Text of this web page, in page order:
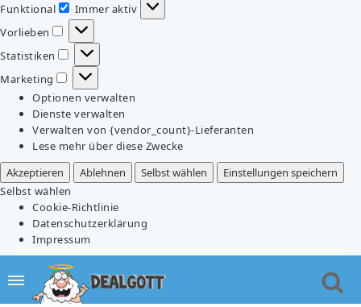
Funktional
Funktional
Immer aktiv
Vorlieben
Vorlieben
Statistiken
Statistiken
Marketing
Marketing
Optionen verwalten
Dienste verwalten
Verwalten von {vendor_count}-Lieferanten
Lese mehr über diese Zwecke
Akzeptieren
Ablehnen Selbst wählen
Einstellungen speichern
Selbst wählen
Cookie-Richtlinie
Datenschutzerklärung
Impressum